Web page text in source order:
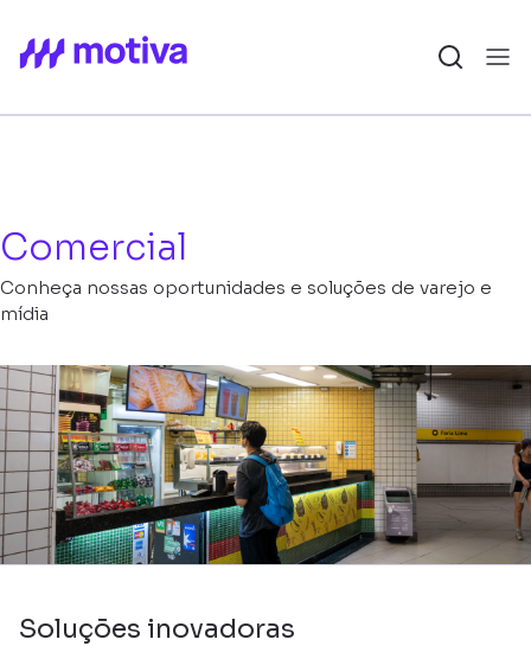
Comercial
Conheça nossas oportunidades e soluções de varejo e
mídia
Soluções inovadoras